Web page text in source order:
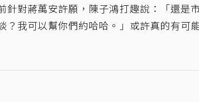
針對蔣萬安許願，陳子鴻打趣說：「還是
？我可以幫你們約哈哈。」或許真的有可